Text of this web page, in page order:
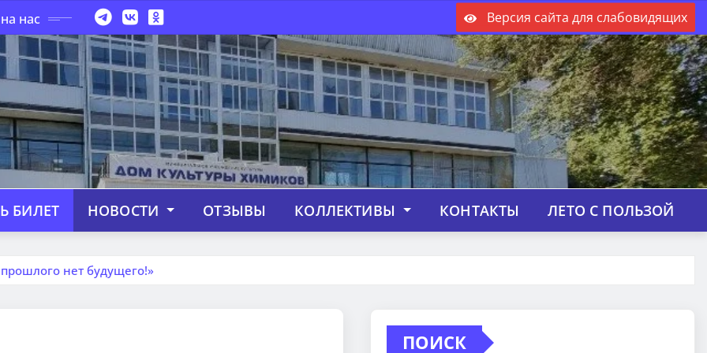
нас Версия сайта для слабовидящих
БИЛЕТ НОВОСТИ ОТЗЫВЫ КОЛЛЕКТИВЫ КОНТАКТЫ ЛЕТО С ПОЛЬЗОЙ
нет будущего!»
ПОИСК